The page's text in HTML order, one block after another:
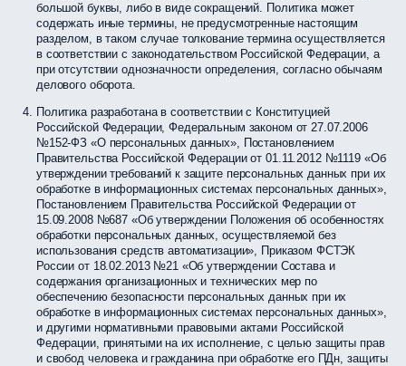
большой буквы, либо в виде сокращений. Политика может
содержать иные термины, не предусмотренные настоящим
разделом, в таком случае толкование термина осуществляется
в соответствии с законодательством Российской Федерации, а
при отсутствии однозначности определения, согласно обычаям
делового оборота.
Политика разработана в соответствии с Конституцией
Российской Федерации, Федеральным законом от 27.07.2006
№152-ФЗ «О персональных данных», Постановлением
Правительства Российской Федерации от 01.11.2012 №1119 «Об
утверждении требований к защите персональных данных при их
обработке в информационных системах персональных данных»,
Постановлением Правительства Российской Федерации от
15.09.2008 №687 «Об утверждении Положения об особенностях
обработки персональных данных, осуществляемой без
использования средств автоматизации», Приказом ФСТЭК
России от 18.02.2013 №21 «Об утверждении Состава и
содержания организационных и технических мер по
обеспечению безопасности персональных данных при их
обработке в информационных системах персональных данных»,
и другими нормативными правовыми актами Российской
Федерации, принятыми на их исполнение, с целью защиты прав
и свобод человека и гражданина при обработке его ПДн, защиты